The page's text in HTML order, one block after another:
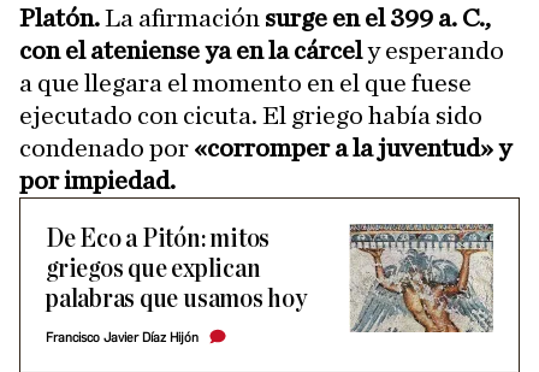
Platón.La afirmación surge en el 399 a. C.,
con el ateniense ya en la cárcely esperando
a que llegara el momento en el que fuese
ejecutado con cicuta. El griego había sido
condenado por «corromper a la juventud» y
por impiedad.
De Eco a Pitón: mitos
griegos que explican
palabras que usamos hoy
Francisco Javier Díaz Hijón